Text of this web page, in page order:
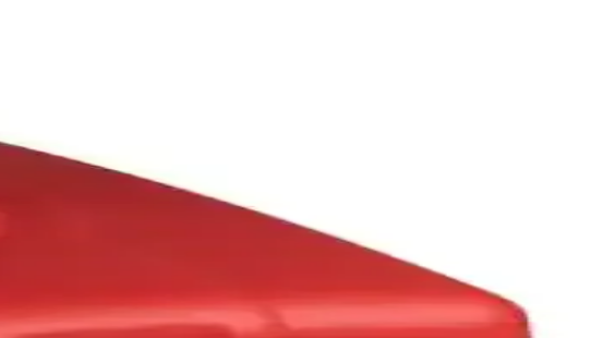
stoktan temin edilip 24 ay garanti sunar.
sunar, yüksek müşteri memnuniyeti sağlar.
uzun ömür sağlar, güvenli ve sorunsuz kullanım sunar.